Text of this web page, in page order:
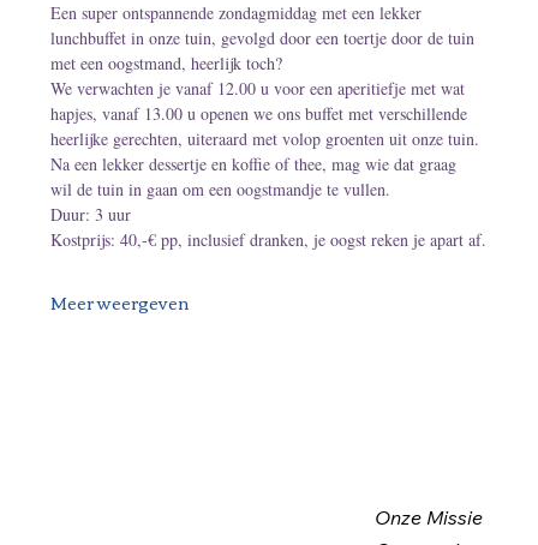
Een super ontspannende zondagmiddag met een lekker
lunchbuffet in onze tuin, gevolgd door een toertje door de tuin
met een oogstmand, heerlijk toch?
We verwachten je vanaf 12.00 u voor een aperitiefje met wat
hapjes, vanaf 13.00 u openen we ons buffet met verschillende
heerlijke gerechten, uiteraard met volop groenten uit onze tuin.
Na een lekker dessertje en koffie of thee, mag wie dat graag
wil de tuin in gaan om een oogstmandje te vullen.
Duur: 3 uur
Kostprijs: 40,-€ pp, inclusief dranken, je oogst reken je apart af.
Meer weergeven
Onze Missie